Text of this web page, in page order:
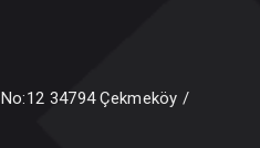
34794 Çekmeköy /